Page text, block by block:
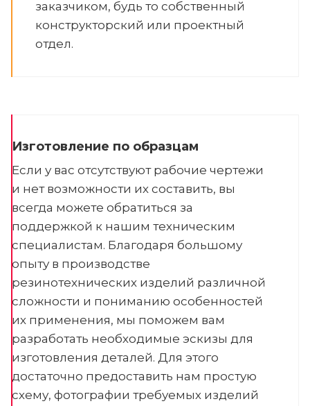
заказчиком, будь то собственный
конструкторский или проектный
отдел.
Изготовление по образцам
Если у вас отсутствуют рабочие чертежи
и нет возможности их составить, вы
всегда можете обратиться за
поддержкой к нашим техническим
специалистам. Благодаря большому
опыту в производстве
резинотехнических изделий различной
сложности и пониманию особенностей
их применения, мы поможем вам
разработать необходимые эскизы для
изготовления деталей. Для этого
достаточно предоставить нам простую
схему, фотографии требуемых изделий